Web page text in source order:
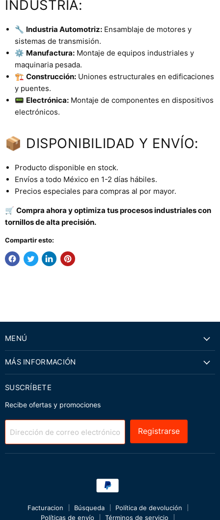
INDUSTRIA:
🔧 Industria Automotriz: Ensamblaje de motores y
sistemas de transmisión.
⚙️ Manufactura: Montaje de equipos industriales y
maquinaria pesada.
🏗️ Construcción: Uniones estructurales en edificaciones
y puentes.
📟 Electrónica: Montaje de componentes en dispositivos
electrónicos.
📦 DISPONIBILIDAD Y ENVÍO:
Producto disponible en stock.
Envíos a todo México en 1-2 días hábiles.
Precios especiales para compras al por mayor.
🛒 Compra ahora y optimiza tus procesos industriales con
tornillos de alta precisión.
Compartir esto:
MENÚ
MÁS INFORMACIÓN
SUSCRÍBETE
Recibe ofertas y promociones
Dirección de correo electrónico Registrarse
Facturacion Búsqueda
Política de devolución
Políticas de envío
Términos de servicio